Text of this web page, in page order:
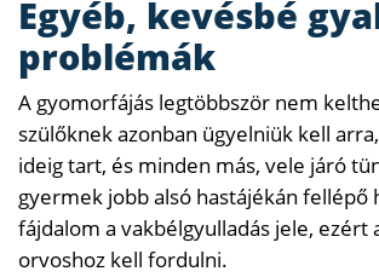
Egyéb, kevésbé
problémák
A gyomorfájás legtöbbször nem
szülőknek azonban ügyelniük kell
ideig tart, és minden más, vele járó
gyermek jobb alsó hastájékán fellépő
fájdalom a vakbélgyulladás jele, ezért
orvoshoz kell fordulni.